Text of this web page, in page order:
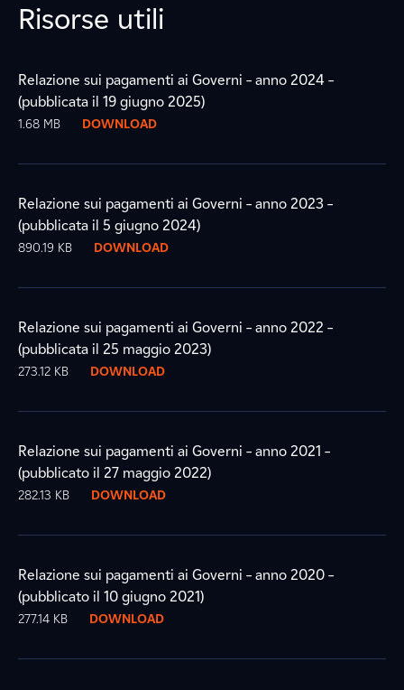
Risorse utili
Relazione sui pagamenti ai Governi – anno 2024 –
(pubblicata il 19 giugno 2025)
1.68 MB DOWNLOAD
Relazione sui pagamenti ai Governi – anno 2023 –
(pubblicata il 5 giugno 2024)
890.19 KB DOWNLOAD
Relazione sui pagamenti ai Governi – anno 2022 –
(pubblicata il 25 maggio 2023)
273.12 KB DOWNLOAD
Relazione sui pagamenti ai Governi – anno 2021 –
(pubblicato il 27 maggio 2022)
282.13 KB DOWNLOAD
Relazione sui pagamenti ai Governi – anno 2020 –
(pubblicato il 10 giugno 2021)
277.14 KB DOWNLOAD